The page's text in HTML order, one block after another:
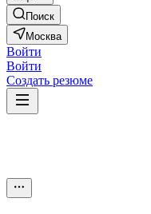
Поиск
Москва
Войти
Войти
Создать резюме